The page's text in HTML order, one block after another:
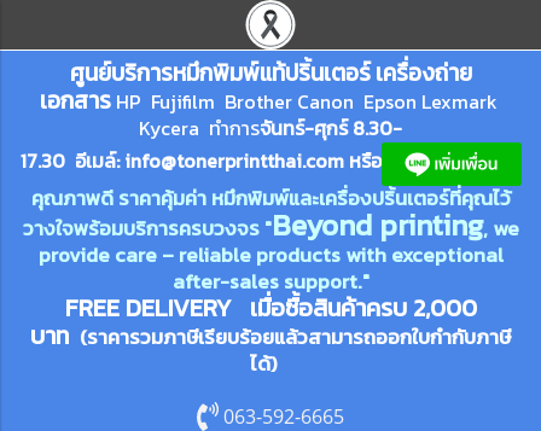
ศูนย์บริการหมึกพิมพ์แท้ปริ้นเตอร์ เครื่องถ่าย
เอกสาร HP Fujifilm Brother Canon Epson Lexmark
Kycera ทำการจันทร์-ศุกร์ 8.30-
17.30 อีเมล์:info@tonerprintthai.com หรือ
คุณภาพดี ราคาคุ้มค่า หมึกพิมพ์และเครื่องปริ้นเตอร์ที่คุณไว้
วางใจพร้อมบริการครบวงจร "Beyond printing, we
provide care – reliable products with exceptional
after-sales support."
FREE DELIVERY เมื่อซื้อสินค้าครบ 2,000
บาท (ราคารวมภาษีเรียบร้อยแล้วสามารถออกใบกำกับภาษี
ได้)
063-592-6665